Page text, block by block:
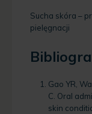
Sucha skóra –
pielęgnacji
Gao YR,
C. Oral
skin